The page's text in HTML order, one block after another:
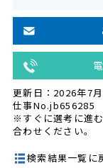
更新日：2026年7
仕事No.jb656285
※すぐに選考に進
合わせください。
検索結果一覧に